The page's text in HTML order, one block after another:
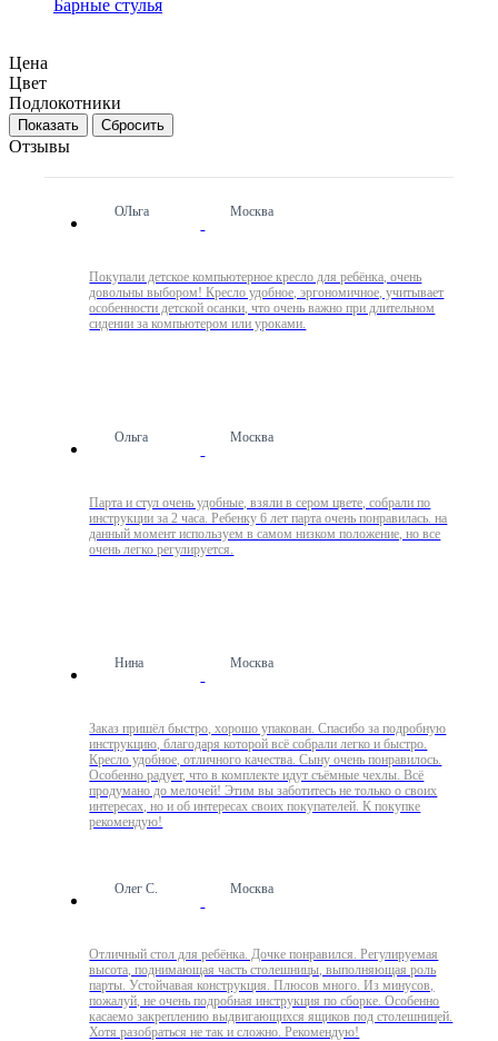
Барные стулья
Цена
Цвет
Подлокотники
Сбросить
Отзывы
ОЛьга Москва
Покупали детское компьютерное кресло для ребёнка, очень
довольны выбором! Кресло удобное, эргономичное, учитывает
особенности детской осанки, что очень важно при длительном
сидении за компьютером или уроками.
Ольга Москва
Парта и стул очень удобные, взяли в сером цвете, собрали по
инструкции за 2 часа. Ребенку 6 лет парта очень понравилась. на
данный момент используем в самом низком положение, но все
очень легко регулируется.
Нина Москва
Заказ пришёл быстро, хорошо упакован. Спасибо за подробную
инструкцию, благодаря которой всё собрали легко и быстро.
Кресло удобное, отличного качества. Сыну очень понравилось.
Особенно радует, что в комплекте идут съёмные чехлы. Всё
продумано до мелочей! Этим вы заботитесь не только о своих
интересах, но и об интересах своих покупателей. К покупке
рекомендую!
Олег С. Москва
Отличный стол для ребёнка. Дочке понравился. Регулируемая
высота, поднимающая часть столешницы, выполняющая роль
парты. Устойчавая конструкция. Плюсов много. Из минусов,
пожалуй, не очень подробная инструкция по сборке. Особенно
касаемо закреплению выдвигающихся ящиков под столешницей.
Хотя разобраться не так и сложно. Рекомендую!